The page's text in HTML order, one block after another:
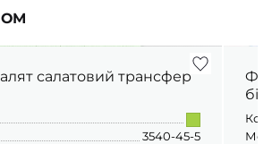
салатовий трансфер
3540-45-5